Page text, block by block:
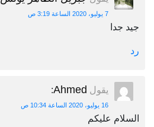
7 يوليو، 2020 الساعة 3:19 ص
جيد جدا
رد
يقول Ahmed
:
16 يوليو، 2020 الساعة 10:34 ص
السلام عليكم